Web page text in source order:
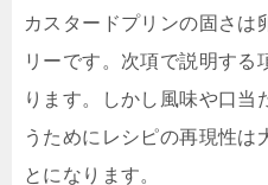
カスタードプリンの固さは
リーです。次項で説明する
ります。しかし風味や口当
うためにレシピの再現性は
とになります。